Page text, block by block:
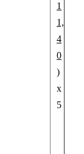
1
1,
4
0
)
x
5